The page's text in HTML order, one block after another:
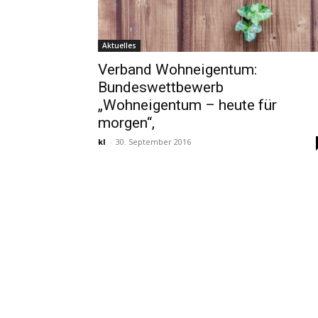
Aktuelles
Verband Wohneigentum:
Bundeswettbewerb
„Wohneigentum – heute für
morgen“,
kl - 30. September 2016